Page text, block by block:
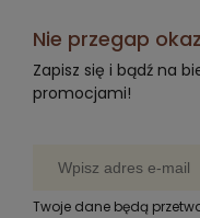
Nie przegap
Zapisz się i bądź na
promocjami!
Twoje dane będą